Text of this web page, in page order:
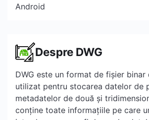
Android
Despre DWG
DWG este un format de fișier
utilizat pentru stocarea datelor de
metadatelor de două și
conține toate informațiile pe care